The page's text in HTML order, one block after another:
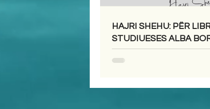
HAJRI SHEHU: PËR
STUDIUESES ALBA